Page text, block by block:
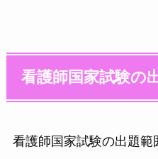
看護師国家試験の
看護師国家試験の出題範